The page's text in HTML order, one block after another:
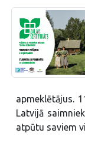
apmeklētājus.
Latvijā
atpūtu saviem